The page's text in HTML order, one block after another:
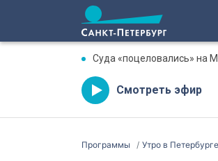
Суда «поцеловались» на
Смотреть эфир
Программы Утро в